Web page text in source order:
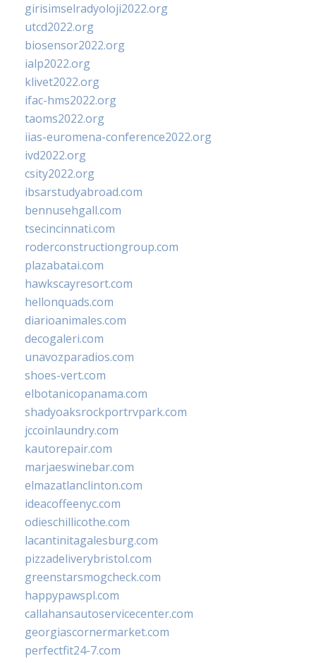
girisimselradyoloji2022.org
utcd2022.org
biosensor2022.org
ialp2022.org
klivet2022.org
ifac-hms2022.org
taoms2022.org
iias-euromena-conference2022.org
ivd2022.org
csity2022.org
ibsarstudyabroad.com
bennusehgall.com
tsecincinnati.com
roderconstructiongroup.com
plazabatai.com
hawkscayresort.com
hellonquads.com
diarioanimales.com
decogaleri.com
unavozparadios.com
shoes-vert.com
elbotanicopanama.com
shadyoaksrockportrvpark.com
jccoinlaundry.com
kautorepair.com
marjaeswinebar.com
elmazatlanclinton.com
ideacoffeenyc.com
odieschillicothe.com
lacantinitagalesburg.com
pizzadeliverybristol.com
greenstarsmogcheck.com
happypawspl.com
callahansautoservicecenter.com
georgiascornermarket.com
perfectfit24-7.com